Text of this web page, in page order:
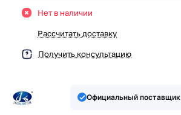
Нет в наличии
Рассчитать доставку
Получить консультацию
Официальный поставщик